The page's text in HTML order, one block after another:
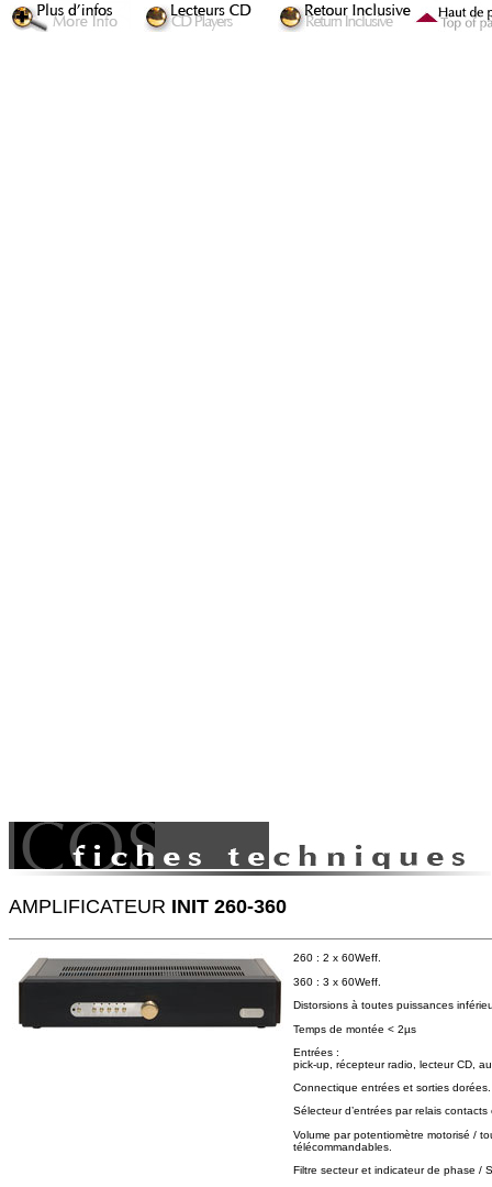
AMPLIFICATEUR INIT 260-360
260 : 2 x 60Weff.
360 : 3 x 60Weff.
Distorsions à toutes puissances
Temps de montée < 2µs
Entrées :
pick-up, récepteur radio, lecteur CD,
Connectique entrées et sorties dorées.
Sélecteur d’entrées par relais contacts
Volume par potentiomètre motorisé /
télécommandables.
Filtre secteur et indicateur de phase /